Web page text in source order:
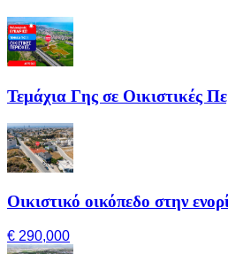
Τεμάχια Γης σε Οικιστικές
Οικιστικό οικόπεδο στην
€ 290,000